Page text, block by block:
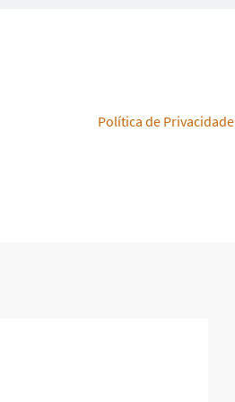
Pular para o conteúdo
Política de Privacidade